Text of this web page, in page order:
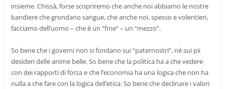
insieme. Chissà, forse scopriremo che anche noi abbiamo le nostre
bandiere che grondano sangue, che anche noi, spesso e volentieri,
facciamo dell’uomo – che è un “fine” – un “mezzo”.
So bene che i governi non si fondano sui “paternostri”, né sui pii
desideri delle anime belle. So bene che la politica ha a che vedere
con dei rapporti di forza e che l’economia ha una logica che non ha
nulla a che fare con la logica dell’etica. So bene che declinare i valori